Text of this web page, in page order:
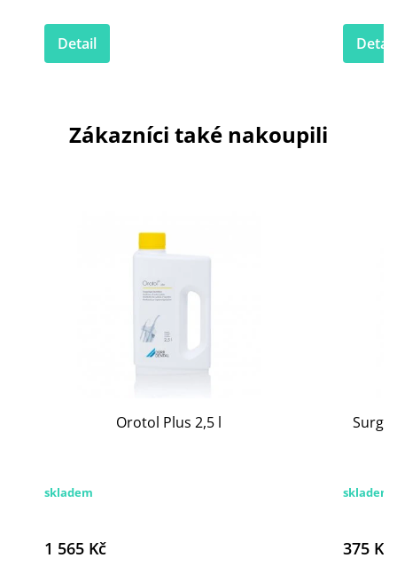
Detail Detail
Zákazníci také nakoupili
Orotol Plus 2,5 l
skladem
1 565 Kč
skladem
375 Kč